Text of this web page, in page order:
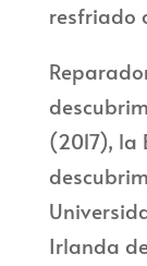
resfriado
(2017), la
Irlanda